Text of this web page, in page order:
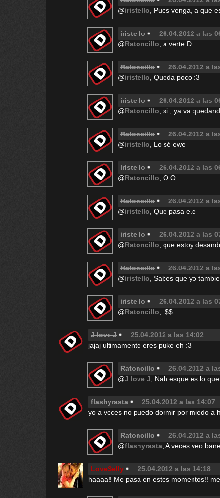
@iristello , Pues venga, a que
iristello
26.04.2012 a las
@Ratoncillo , a verte D:
Ratoncillo
26.04.2012 a
@iristello , Queda poco :3
iristello
26.04.2012 a las
@Ratoncillo , si , ya va
Ratoncillo
26.04.2012 a
@iristello , Lo sé ewe
iristello
26.04.2012 a las
@Ratoncillo , O.O
Ratoncillo
26.04.2012 a
@iristello , Que pasa e.e
iristello
26.04.2012 a las
@Ratoncillo , que estoy
Ratoncillo
26.04.2012 a
@iristello , Sabes que yo
iristello
26.04.2012 a las
@Ratoncillo , :$$
J love J
25.04.2012 a las 14:02
jajaj ultimamente eres puke eh :3
Ratoncillo
26.04.2012 a
@J love J , Nah esque es lo
flashyrasta
25.04.2012 a las 14:07
yo a veces no puedo dormir por miedo a
Ratoncillo
26.04.2012 a
@flashyrasta , A veces veo
LoveSelly
25.04.2012 a las 14:18
haaaa!! Me pasa en estos momentos!!